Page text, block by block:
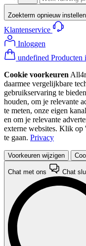
Zoekterm opnieuw instellen
Klantenservice
Inloggen
undefined
Cookie voorkeuren
daarmee vergelijkbare
gebruikservaring te
houden, om je relevante
te meten, onze eigen
en om je relevante
externe websites. Klik op
te gaan. Privacy
Voorkeuren wijzigen
Chat met ons Chat